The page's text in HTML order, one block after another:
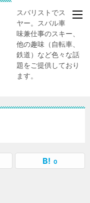
スバリストでスキー
ヤー。スバル車、趣
味兼仕事のスキー、
他の趣味（自転車、
鉄道）など色々な話
題をご提供しており
ます。
0